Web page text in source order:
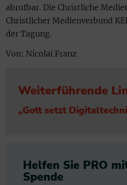
abrufbar. Die Christliche
Christlicher Medienverbund
der Tagung.
Von: Nicolai Franz
Weiterführende
„Gott setzt
Helfen Sie PRO
Spende